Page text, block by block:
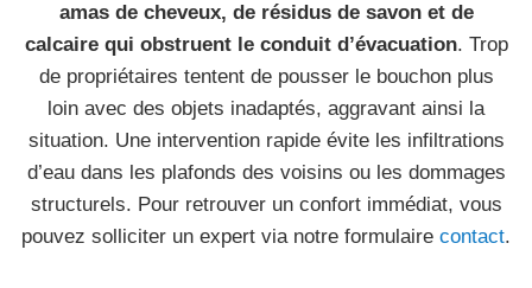
amas de cheveux, de résidus de savon et de
calcaire qui obstruent le conduit d’évacuation. Trop
de propriétaires tentent de pousser le bouchon plus
loin avec des objets inadaptés, aggravant ainsi la
situation. Une intervention rapide évite les infiltrations
d’eau dans les plafonds des voisins ou les dommages
structurels. Pour retrouver un confort immédiat, vous
pouvez solliciter un expert via notre formulaire contact.